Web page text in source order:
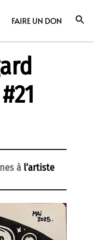
FAIRE UN DON
à l’artiste